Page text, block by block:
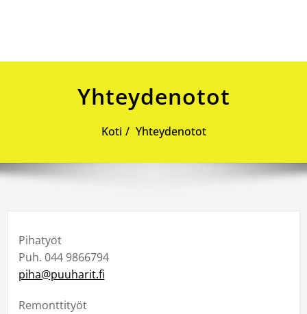
Yhteydenotot
Koti Yhteydenotot
Pihatyöt
Puh. 044 9866794
piha@puuharit.fi
Remonttityöt